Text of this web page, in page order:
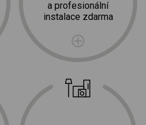
a profesionální
instalace zdarma